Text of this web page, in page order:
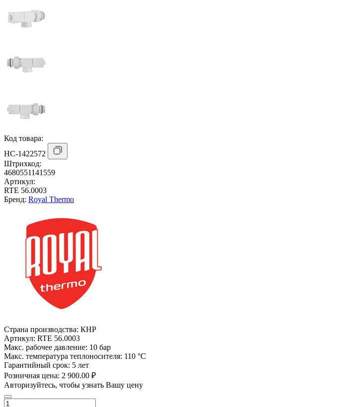
Код товара:
НС-1422572
Штрихкод:
4680551141559
Артикул:
RTE 56.0003
Бренд: Royal Thermo
Страна производства: КНР
Артикул: RTE 56.0003
Макс. рабочее давление: 10 бар
Макс. температура теплоносителя: 110 °С
Гарантийный срок: 5 лет
Розничная цена: 2 900.00 ₽
Авторизуйтесь, чтобы узнать Вашу цену